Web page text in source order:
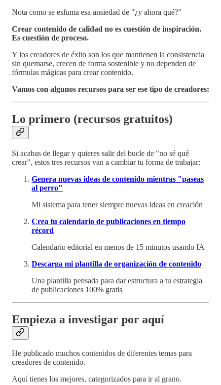
Nota como se esfuma esa ansiedad de "¿y ahora qué?"
Crear contenido de calidad no es cuestión de inspiración.
Es cuestión de proceso.
Y los creadores de éxito son los que mantienen la consistencia
sin quemarse, crecen de forma sostenible y no dependen de
fórmulas mágicas para crear contenido.
Vamos con algunos recursos para ser ese tipo de creadores:
Lo primero (recursos gratuitos)
Si acabas de llegar y quieres salir del bucle de "no sé qué
crear", estos tres recursos van a cambiar tu forma de trabajar:
Genera nuevas ideas de contenido mientras "paseas
al perro"
Mi sistema para tener siempre nuevas ideas en creación
Crea tu calendario de publicaciones en tiempo
récord
Calendario editorial en menos de 15 minutos usando IA
Descarga mi plantilla de organización de contenido
Una plantilla pensada para dar estructura a tu estrategia
de publicaciones 100% gratis
Empieza a investigar por aquí
He publicado muchos contenidos de diferentes temas para
creadores de contenido.
Aquí tienes los mejores, categorizados para ir al grano.